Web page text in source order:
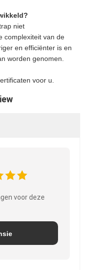
niet
complexiteit van de
en efficiënter is en
worden genomen.
voor u.
voor deze